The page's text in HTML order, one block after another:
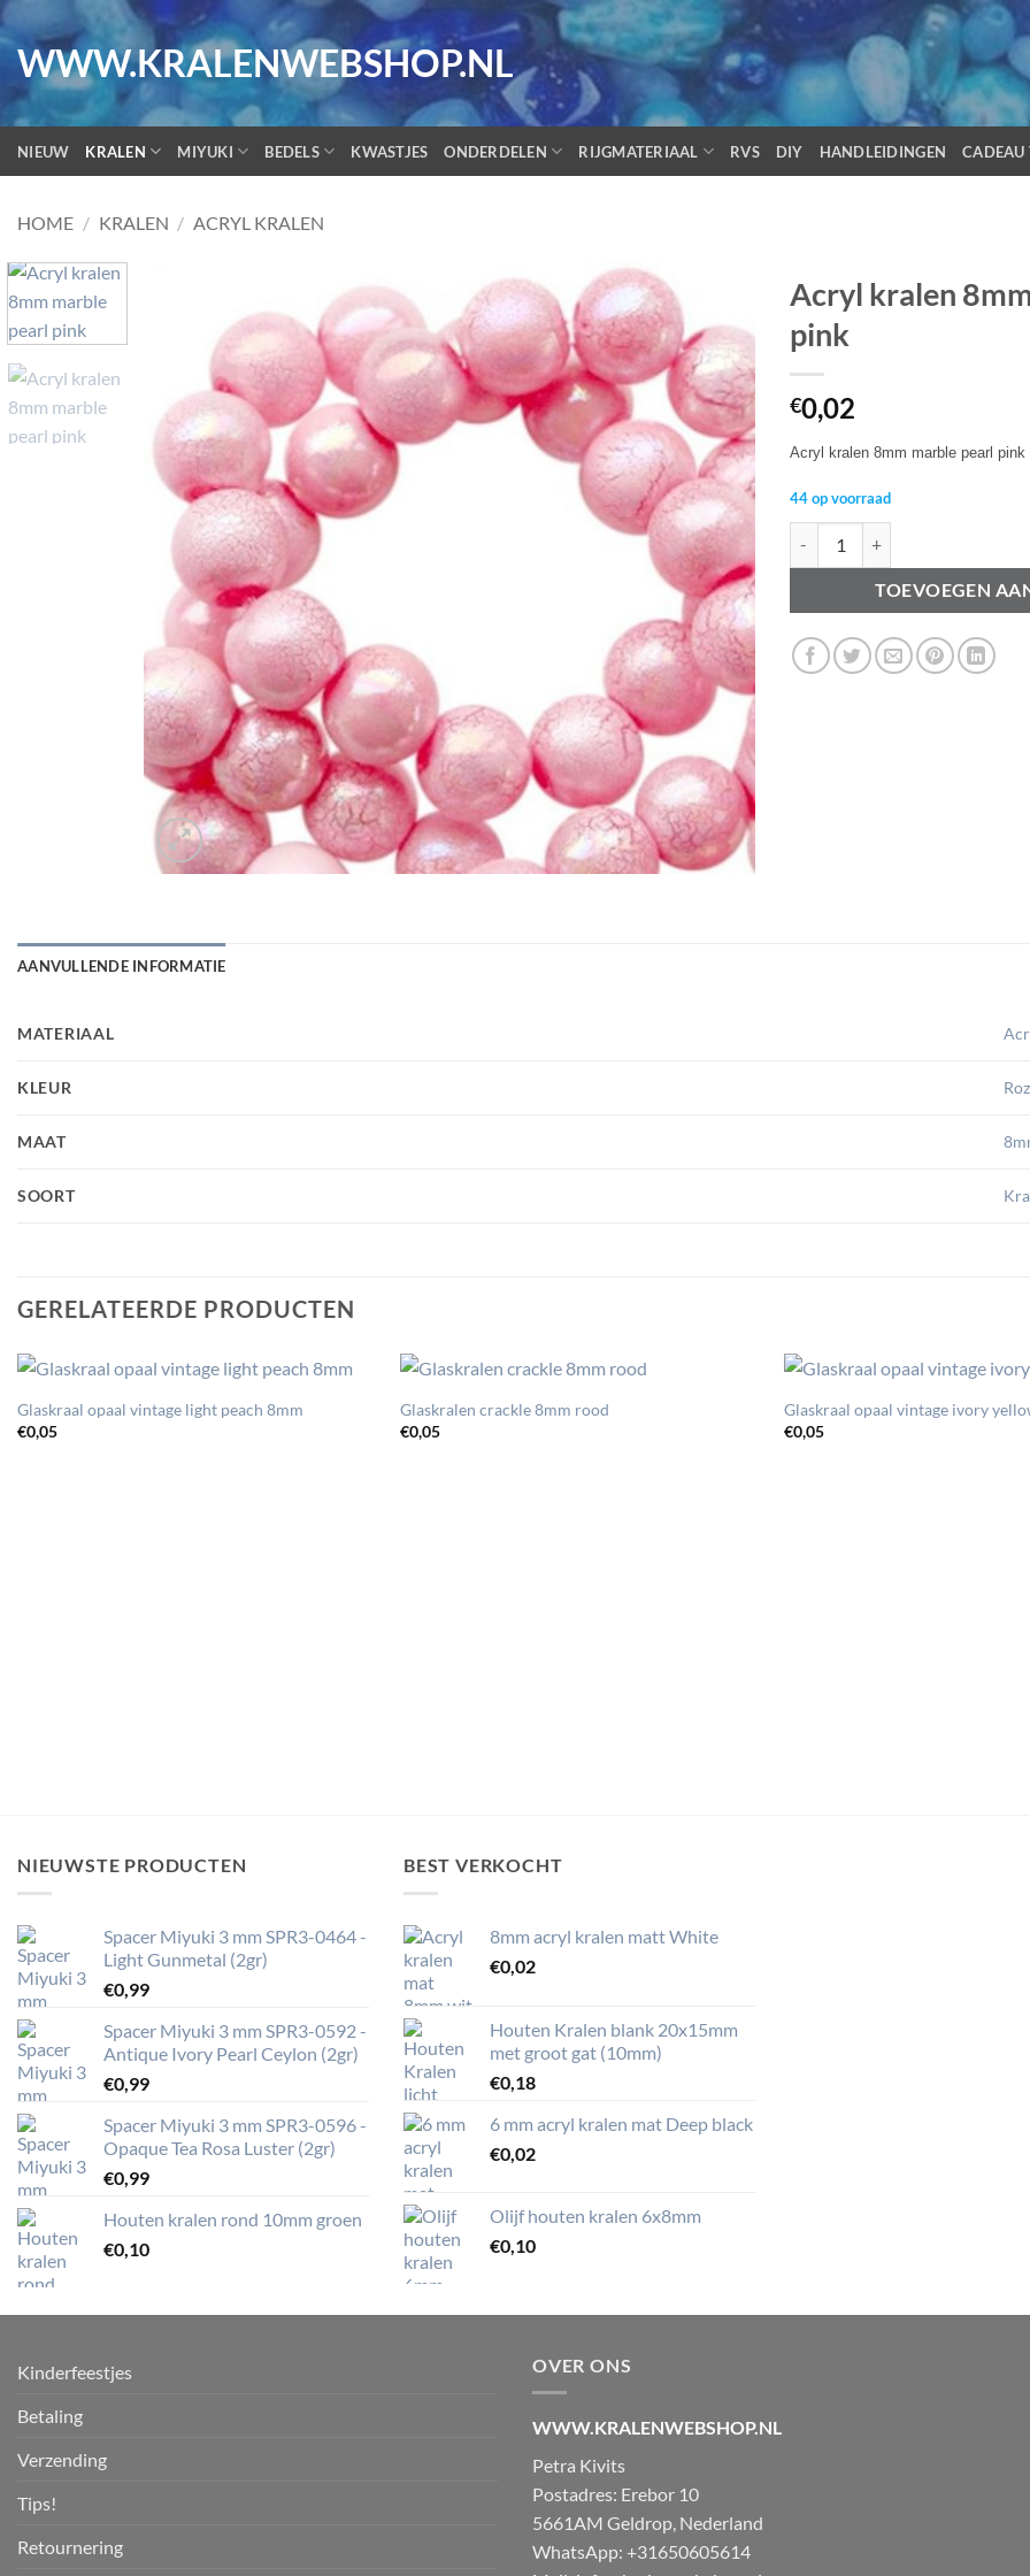
naar
inhoud
WWW.KRALENWEBSHOP.NL
NIEUW KRALEN MIYUKI BEDELS KWASTJES ONDERDELEN RIJGMATERIAAL RVS DIY HANDLEIDINGEN CADEAU
HOME / KRALEN / ACRYL KRALEN
Acryl kralen
pink
€0,02
Acryl kralen 8mm marble pearl pink
44 op voorraad
TOEVOEGEN
AANVULLENDE INFORMATIE
MATERIAAL
KLEUR
MAAT
SOORT
GERELATEERDE PRODUCTEN
Glaskraal opaal vintage light peach 8mm
€0,05
Glaskralen crackle 8mm rood
€0,05
Glaskraal opaal vintage ivory
€0,05
NIEUWSTE PRODUCTEN
Spacer Miyuki 3 mm SPR3-0464 -
Light Gunmetal (2gr)
€0,99
Spacer Miyuki 3 mm SPR3-0592 -
Antique Ivory Pearl Ceylon (2gr)
€0,99
Spacer Miyuki 3 mm SPR3-0596 -
Opaque Tea Rosa Luster (2gr)
€0,99
Houten kralen rond 10mm groen
€0,10
BEST VERKOCHT
8mm acryl kralen matt White
€0,02
Houten Kralen blank 20x15mm
met groot gat (10mm)
€0,18
6 mm acryl kralen mat Deep black
€0,02
Olijf houten kralen 6x8mm
€0,10
Kinderfeestjes
Betaling
Verzending
Tips!
Retournering
OVER ONS
WWW.KRALENWEBSHOP.NL
Petra Kivits
Postadres: Erebor 10
5661AM Geldrop, Nederland
WhatsApp: +31650605614